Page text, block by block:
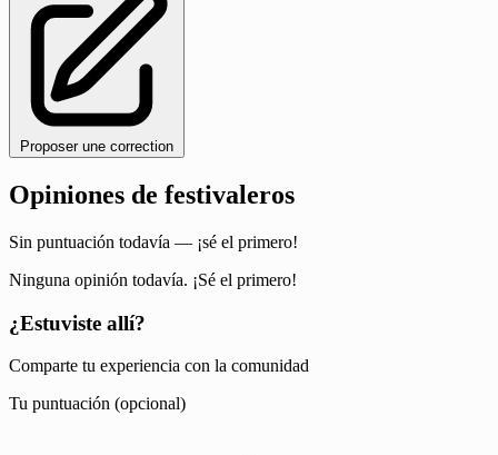
Proposer une correction
Opiniones de festivaleros
Sin puntuación todavía — ¡sé el primero!
Ninguna opinión todavía. ¡Sé el primero!
¿Estuviste allí?
Comparte tu experiencia con la comunidad
Tu puntuación (opcional)